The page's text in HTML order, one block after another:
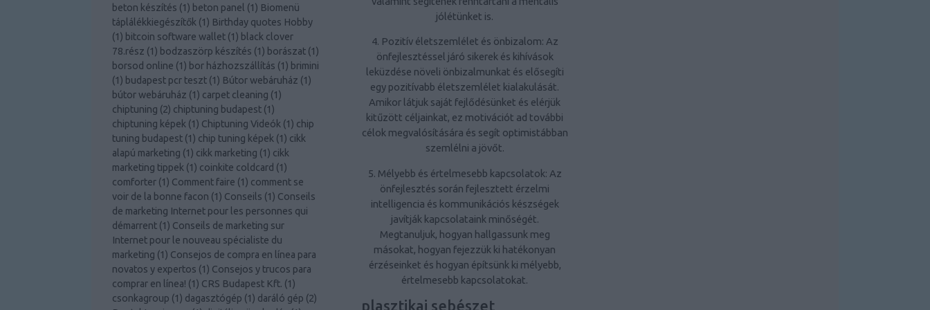
beton készítés (1) beton panel (1) Biomenü
táplálékkiegészítők (1) Birthday quotes Hobby
(1) bitcoin software wallet (1) black clover
78.rész (1) bodzaszörp készítés (1) borászat (1)
borsod online (1) bor házhozszállítás (1) brimini
(1) budapest pcr teszt (1) Bútor webáruház (1)
bútor webáruház (1) carpet cleaning (1)
chiptuning (2) chiptuning budapest (1)
chiptuning képek (1) Chiptuning Videók (1) chip
tuning budapest (1) chip tuning képek (1) cikk
alapú marketing (1) cikk marketing (1) cikk
marketing tippek (1) coinkite coldcard (1)
comforter (1) Comment faire (1) comment se
voir de la bonne facon (1) Conseils (1) Conseils
de marketing Internet pour les personnes qui
démarrent (1) Conseils de marketing sur
Internet pour le nouveau spécialiste du
marketing (1) Consejos de compra en línea para
novatos y expertos (1) Consejos y trucos para
comprar en línea! (1) CRS Budapest Kft. (1)
csonkagroup (1) dagasztógép (1) daráló gép (2)
jólétünket is.
4. Pozitív életszemlélet és önbizalom: Az
önfejlesztéssel járó sikerek és kihívások
leküzdése növeli önbizalmunkat és elősegíti
egy pozitívabb életszemlélet kialakulását.
Amikor látjuk saját fejlődésünket és elérjük
kitűzött céljainkat, ez motivációt ad további
célok megvalósítására és segít optimistábban
szemlélni a jövőt.
5. Mélyebb és értelmesebb kapcsolatok: Az
önfejlesztés során fejlesztett érzelmi
intelligencia és kommunikációs készségek
javítják kapcsolataink minőségét.
Megtanuljuk, hogyan hallgassunk meg
másokat, hogyan fejezzük ki hatékonyan
érzéseinket és hogyan építsünk ki mélyebb,
értelmesebb kapcsolatokat.
plasztikai sebészet